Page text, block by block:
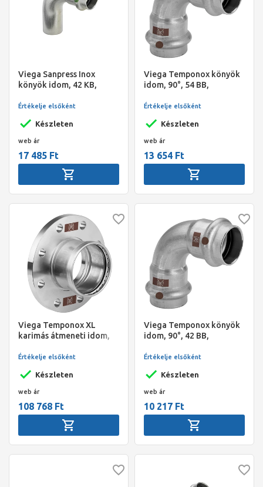
Viega Sanpress Inox
könyök idom, 42 KB,
rm. acél
Készleten
Értékelje elsőként
web ár
17 485 Ft
Viega Temponox könyök
idom, 90°, 54 BB,
rm.acél
Készleten
Értékelje elsőként
web ár
13 654 Ft
Viega Temponox XL
karimás átmeneti idom,
préselhető, SC-Contur,
Készleten
Értékelje elsőként
web ár
108 768 Ft
Viega Temponox könyök
idom, 90°, 42 BB,
rm.acél
Készleten
Értékelje elsőként
web ár
10 217 Ft